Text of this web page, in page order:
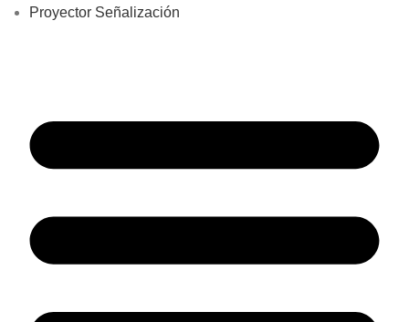
Proyector Señalización